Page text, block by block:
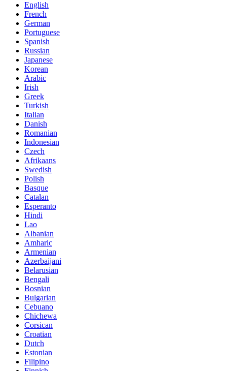
English
French
German
Portuguese
Spanish
Russian
Japanese
Korean
Arabic
Irish
Greek
Turkish
Italian
Danish
Romanian
Indonesian
Czech
Afrikaans
Swedish
Polish
Basque
Catalan
Esperanto
Hindi
Lao
Albanian
Amharic
Armenian
Azerbaijani
Belarusian
Bengali
Bosnian
Bulgarian
Cebuano
Chichewa
Corsican
Croatian
Dutch
Estonian
Filipino